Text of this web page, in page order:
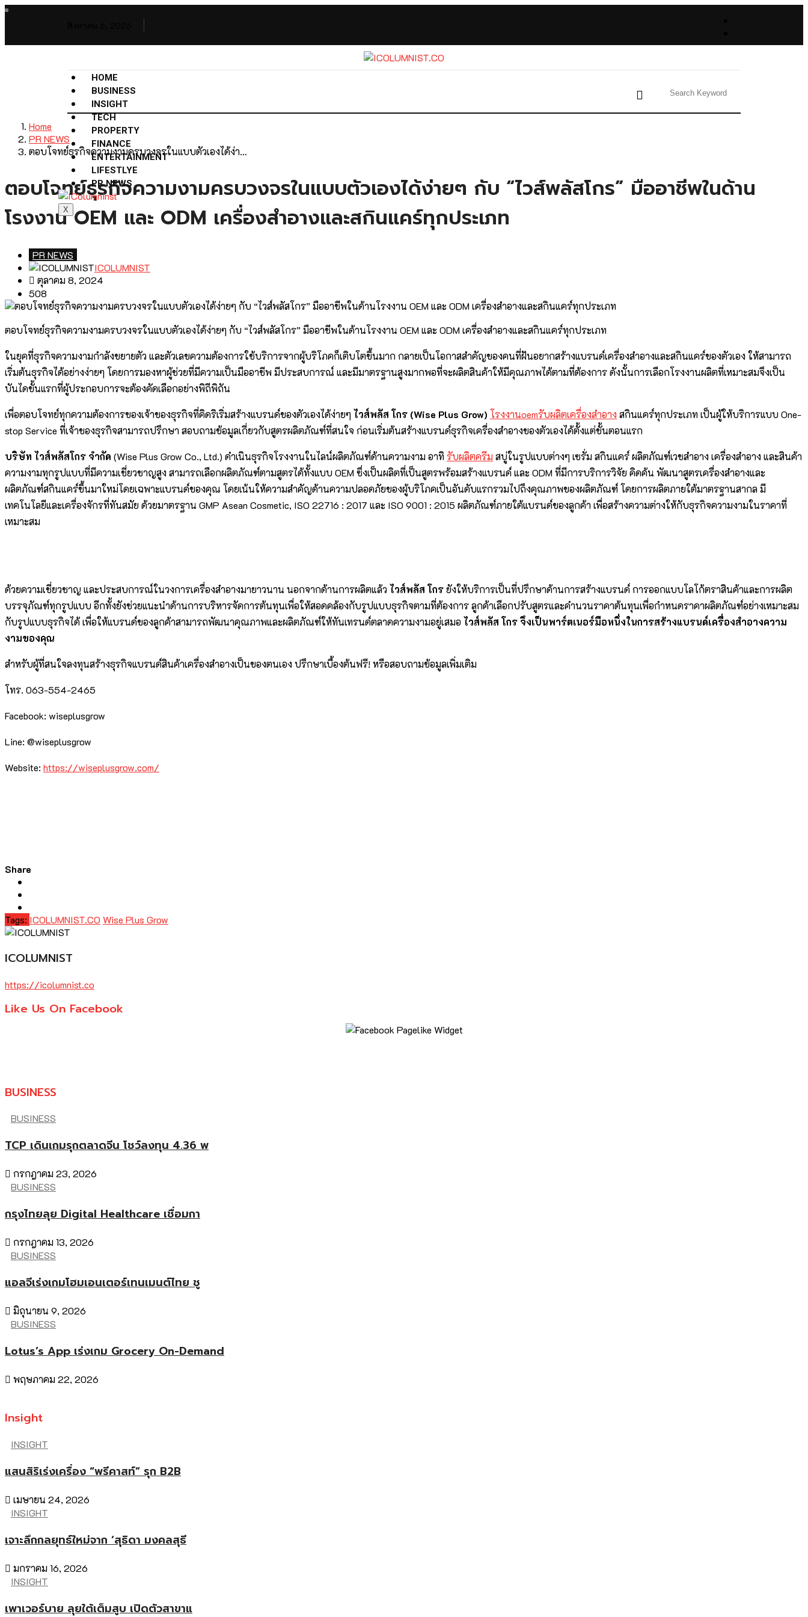
HOME
BUSINESS
INSIGHT
TECH
PROPERTY
FINANCE
ENTERTAINMENT
LIFESTLYE
PR NEWS
X
Home
PR NEWS
ตอบโจทย์ธุรกิจความงามครบวงจรในแบบตัวเองได้ง่า…
ตอบโจทย์ธุรกิจความงามครบวงจรในแบบตัวเองได้ง่ายๆ กับ “ไวส์พลัสโกร” มืออาชีพในด้าน
โรงงาน OEM และ ODM เครื่องสำอางและสกินแคร์ทุกประเภท
PR NEWS
ICOLUMNIST
ตุลาคม 8, 2024
508
ตอบโจทย์ธุรกิจความงามครบวงจรในแบบตัวเองได้ง่ายๆ กับ “ไวส์พลัสโกร” มืออาชีพในด้านโรงงาน OEM และ ODM เครื่องสำอางและสกินแคร์ทุกประเภท
ในยุคที่ธุรกิจความงามกำลังขยายตัว และตัวเลขความต้องการใช้บริการจากผู้บริโภคก็เติบโตขึ้นมาก กลายเป็นโอกาสสำคัญของคนที่ฝันอยากสร้างแบรนด์เครื่องสำอางและสกินแคร์ของตัวเอง ให้สามารถ
เริ่มต้นธุรกิจได้อย่างง่ายๆ โดยการมองหาผู้ช่วยที่มีความเป็นมืออาชีพ มีประสบการณ์ และมีมาตรฐานสูงมากพอที่จะผลิตสินค้าให้มีคุณภาพได้ตามที่ต้องการ ดังนั้นการเลือกโรงงานผลิตที่เหมาะสมจึงเป็น
บันไดขั้นแรกที่ผู้ประกอบการจะต้องคัดเลือกอย่างพิถีพิถัน
เพื่อตอบโจทย์ทุกความต้องการของเจ้าของธุรกิจที่คิดริเริ่มสร้างแบรนด์ของตัวเองได้ง่ายๆ ไวส์พลัส โกร (Wise Plus Grow) โรงงานoemรับผลิตเครื่องสำอาง สกินแคร์ทุกประเภท เป็นผู้ให้บริการแบบ One-
stop Service ที่เจ้าของธุรกิจสามารถปรึกษา สอบถามข้อมูลเกี่ยวกับสูตรผลิตภัณฑ์ที่สนใจ ก่อนเริ่มต้นสร้างแบรนด์ธุรกิจเครื่องสำอางของตัวเองได้ตั้งแต่ขั้นตอนแรก
บริษัท ไวส์พลัสโกร จำกัด (Wise Plus Grow Co., Ltd.) ดำเนินธุรกิจโรงงานในไลน์ผลิตภัณฑ์ด้านความงาม อาทิรับผลิตครีม สบู่ในรูปแบบต่างๆ เซรั่ม สกินแคร์ ผลิตภัณฑ์เวชสำอาง เครื่องสำอาง และสินค้า
ความงามทุกรูปแบบที่มีความเชี่ยวชาญสูง สามารถเลือกผลิตภัณฑ์ตามสูตรได้ทั้งแบบ OEM ซึ่งเป็นผลิตที่เป็นสูตรพร้อมสร้างแบรนด์ และ ODM ที่มีการบริการวิจัย คิดค้น พัฒนาสูตรเครื่องสำอางและ
ผลิตภัณฑ์สกินแคร์ขึ้นมาใหม่โดยเฉพาะแบรนด์ของคุณ โดยเน้นให้ความสำคัญด้านความปลอดภัยของผู้บริโภคเป็นอันดับแรกรวมไปถึงคุณภาพของผลิตภัณฑ์ โดยการผลิตภายใต้มาตรฐานสากล มี
เทคโนโลยีและเครื่องจักรที่ทันสมัย ด้วยมาตรฐาน GMP Asean Cosmetic, ISO 22716 : 2017 และ ISO 9001 : 2015 ผลิตภัณฑ์ภายใต้แบรนด์ของลูกค้า เพื่อสร้างความต่างให้กับธุรกิจความงามในราคาที่
เหมาะสม
ด้วยความเชี่ยวชาญ และประสบการณ์ในวงการเครื่องสำอางมายาวนาน นอกจากด้านการผลิตแล้ว ไวส์พลัส โกรยังให้บริการเป็นที่ปรึกษาด้านการสร้างแบรนด์ การออกแบบโลโก้ตราสินค้าและการผลิต
บรรจุภัณฑ์ทุกรูปแบบ อีกทั้งยังช่วยแนะนำด้านการบริหารจัดการต้นทุนเพื่อให้สอดคล้องกับรูปแบบธุรกิจตามที่ต้องการ ลูกค้าเลือกปรับสูตรและคำนวนราคาต้นทุนเพื่อกำหนดราคาผลิตภัณฑ์อย่างเหมาะสม
กับรูปแบบธุรกิจได้ เพื่อให้แบรนด์ของลูกค้าสามารถพัฒนาคุณภาพและผลิตภัณฑ์ให้ทันเทรนด์ตลาดความงามอยู่เสมอ ไวส์พลัส โกรจึงเป็นพาร์ตเนอร์มือหนึ่งในการสร้างแบรนด์เครื่องสำอางความ
งามของคุณ
สำหรับผู้ที่สนใจลงทุนสร้างธุรกิจแบรนด์สินค้าเครื่องสำอางเป็นของตนเอง ปรึกษาเบื้องต้นฟรี! หรือสอบถามข้อมูลเพิ่มเติม
โทร. 063-554-2465
Facebook: wiseplusgrow
Line: @wiseplusgrow
Website: https://wiseplusgrow.com/
Share
Tags: ICOLUMNIST.CO Wise Plus Grow
ICOLUMNIST
https://icolumnist.co
Like Us On Facebook
BUSINESS
BUSINESS
TCP เดินเกมรุกตลาดจีน โชว์ลงทุน 4.36 พ
กรกฎาคม 23, 2026
BUSINESS
กรุงไทยลุย Digital Healthcare เชื่อมกา
กรกฎาคม 13, 2026
BUSINESS
แอลจีเร่งเกมโฮมเอนเตอร์เทนเมนต์ไทย ชู
มิถุนายน 9, 2026
BUSINESS
Lotus’s App เร่งเกม Grocery On-Demand
พฤษภาคม 22, 2026
Insight
INSIGHT
แสนสิริเร่งเครื่อง “พรีคาสท์” รุก B2B
เมษายน 24, 2026
INSIGHT
เจาะลึกกลยุทธ์ใหม่จาก ‘สุธิดา มงคลสุธี
มกราคม 16, 2026
INSIGHT
เพาเวอร์บาย ลุยใต้เต็มสูบ เปิดตัวสาขาแ